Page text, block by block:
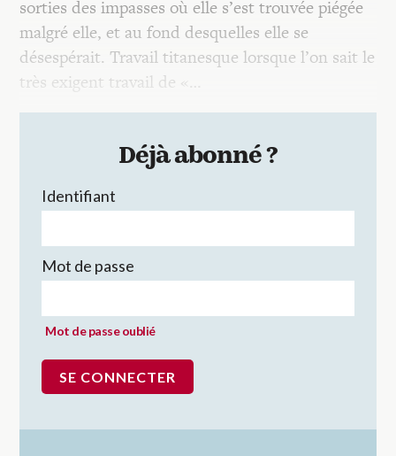
sorties des impasses où elle s’est trouvée piégée
malgré elle, et au fond desquelles elle se
désespérait. Travail titanesque lorsque l’on sait le
très exigent travail de «…
Déjà abonné ?
Identifiant
Mot de passe
Mot de passe oublié